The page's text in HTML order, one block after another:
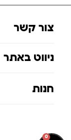
0
צור קשר
700-9000
תעודת
ניווט באתר
דף הבית
חנות